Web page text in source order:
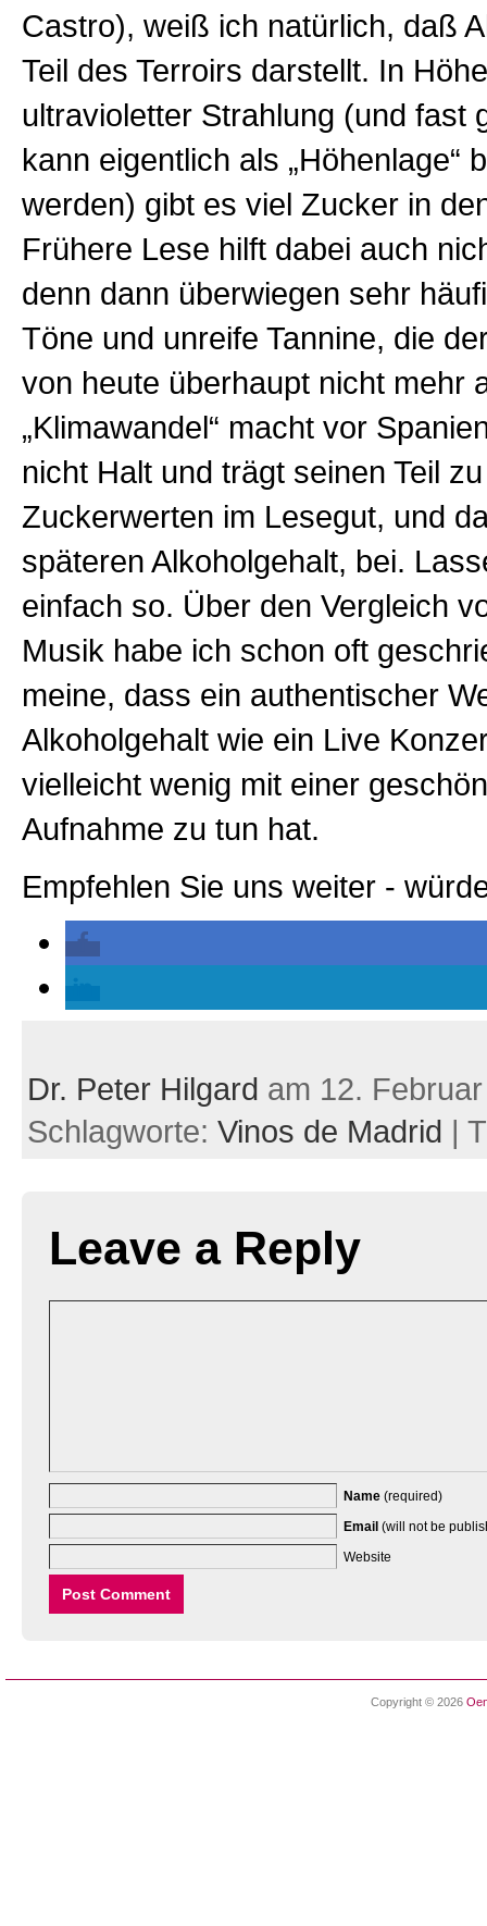
Castro), weiß ich natürlich, daß
Teil des Terroirs darstellt. In
ultravioletter Strahlung (und fast
kann eigentlich als „Höhenlage“
werden) gibt es viel Zucker in
Frühere Lese hilft dabei auch
denn dann überwiegen sehr
Töne und unreife Tannine, die
von heute überhaupt nicht mehr
„Klimawandel“ macht vor
nicht Halt und trägt seinen Teil
Zuckerwerten im Lesegut, und
späteren Alkoholgehalt, bei.
einfach so. Über den Vergleich
Musik habe ich schon oft
meine, dass ein authentischer
Alkoholgehalt wie ein Live
vielleicht wenig mit einer
Aufnahme zu tun hat.
Empfehlen Sie uns weiter -
Dr. Peter Hilgard am 12.
Schlagworte: Vinos de Madrid |
Leave a Reply
Name (required)
Email (will not be
Website
Copyright © 2026